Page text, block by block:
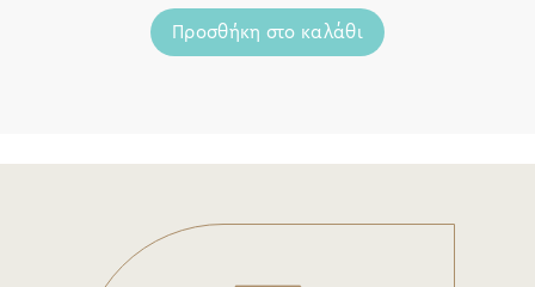
Προσθήκη στο καλάθι